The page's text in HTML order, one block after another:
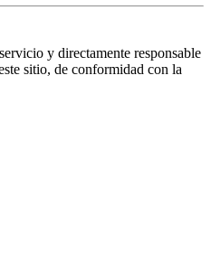
y directamente responsable
sitio, de conformidad con la